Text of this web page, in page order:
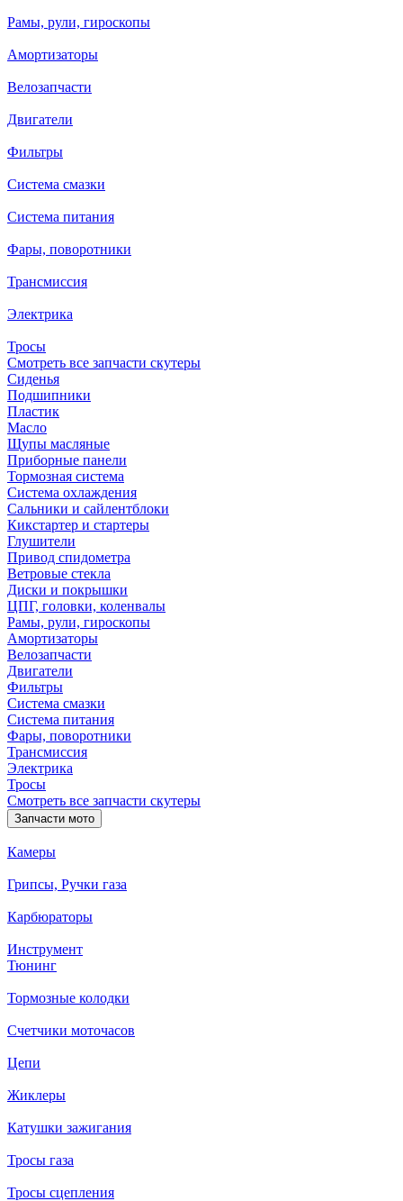
Рамы, рули, гироскопы
Амортизаторы
Велозапчасти
Двигатели
Фильтры
Система смазки
Система питания
Фары, поворотники
Трансмиссия
Электрика
Тросы
Смотреть все запчасти скутеры
Сиденья
Подшипники
Пластик
Масло
Щупы масляные
Приборные панели
Тормозная система
Система охлаждения
Сальники и сайлентблоки
Кикстартер и стартеры
Глушители
Привод спидометра
Ветровые стекла
Диски и покрышки
ЦПГ, головки, коленвалы
Рамы, рули, гироскопы
Амортизаторы
Велозапчасти
Двигатели
Фильтры
Система смазки
Система питания
Фары, поворотники
Трансмиссия
Электрика
Тросы
Смотреть все запчасти скутеры
Запчасти мото
Камеры
Грипсы, Ручки газа
Карбюраторы
Инструмент
Тюнинг
Тормозные колодки
Счетчики моточасов
Цепи
Жиклеры
Катушки зажигания
Тросы газа
Тросы сцепления